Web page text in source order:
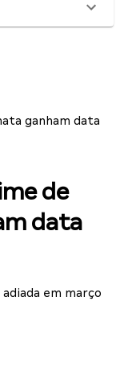
ganham data
de
data
em março